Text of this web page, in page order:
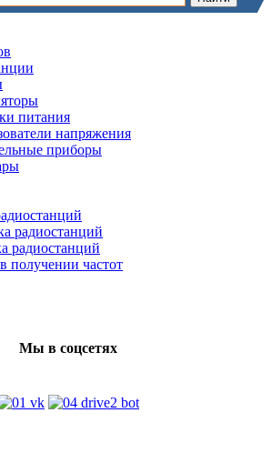
питания
напряжения
приборы
радиостанций
радиостанций
получении частот
Мы в соцсетях